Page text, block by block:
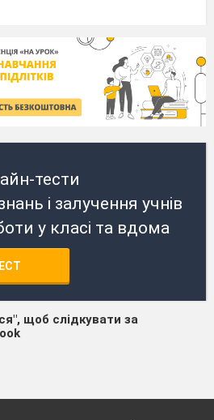
тести
і залучення учнів
у класі та вдома
щоб слідкувати за